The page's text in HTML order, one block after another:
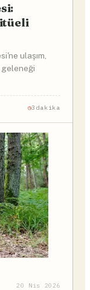
ulaşım,
geleneği
3dakika
20 Nis 2026